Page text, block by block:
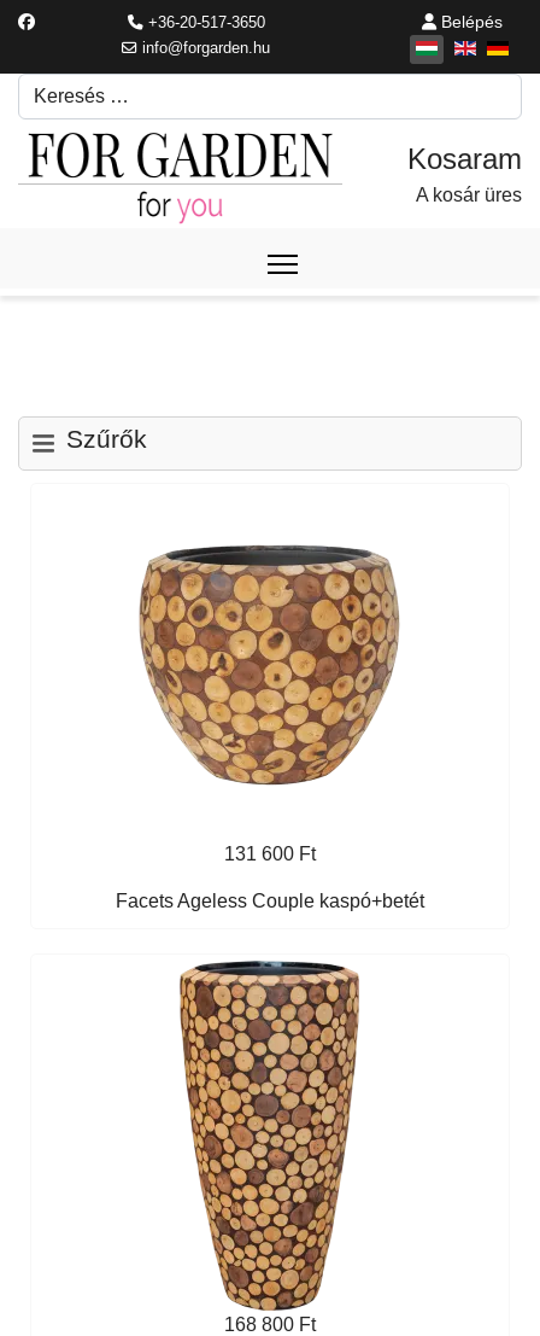
+36-20-517-3650
info@forgarden.hu
Belépés
Keresés
Írjon be egy keresési kifejezést.
A kosár üres
Szűrők
131 600 Ft
Facets Ageless Couple kaspó+betét
168 800 Ft